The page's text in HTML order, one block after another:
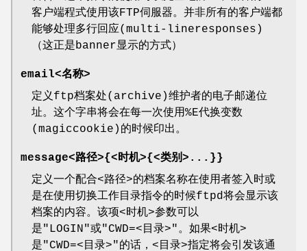
客户端程式使用该FTP伺服器。并非所有的客户端都
能够处理多行回应(multi-lineresponses)
（这正是banner显示的方式）
email<名称>
定义ftp档案处(archive)维护者的电子邮递位
址。这个字串将会在每一次使用%E代换变数
(magiccookie)的时候印出。
message<路径>{<时机>{<类别>...}}
定义一个配合<路径>的档案名称在使用者签入时或
是在使用切换工作目录指令的时候ftpd将会显示该
档案的内容。该项<时机>参数可以
是"LOGIN"或"CWD=<目录>"。如果<时机>
是"CWD=<目录>"的话，<目录>指定将会引发该通